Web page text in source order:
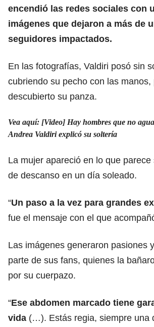
encendió las redes sociales con
imágenes que dejaron a más de
seguidores impactados.
En las fotografías, Valdiri posó sin
cubriendo su pecho con las manos,
descubierto su panza.
Vea aquí: [Video] Hay hombres que no
Andrea Valdiri explicó su soltería
La mujer apareció en lo que parece
de descanso en un día soleado.
“Un paso a la vez para grandes
fue el mensaje con el que
Las imágenes generaron pasiones
parte de sus fans, quienes la
por su cuerpazo.
“Ese abdomen marcado tiene
vida (…). Estás regia, siempre una